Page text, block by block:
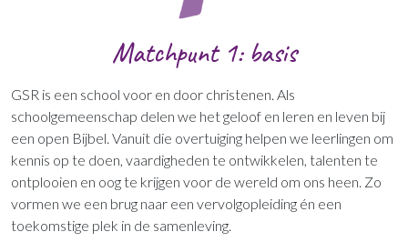
Matchpunt 1: basis
GSR is een school voor en door christenen. Als
schoolgemeenschap delen we het geloof en leren en leven bij
een open Bijbel. Vanuit die overtuiging helpen we leerlingen om
kennis op te doen, vaardigheden te ontwikkelen, talenten te
ontplooien en oog te krijgen voor de wereld om ons heen. Zo
vormen we een brug naar een vervolgopleiding én een
toekomstige plek in de samenleving.